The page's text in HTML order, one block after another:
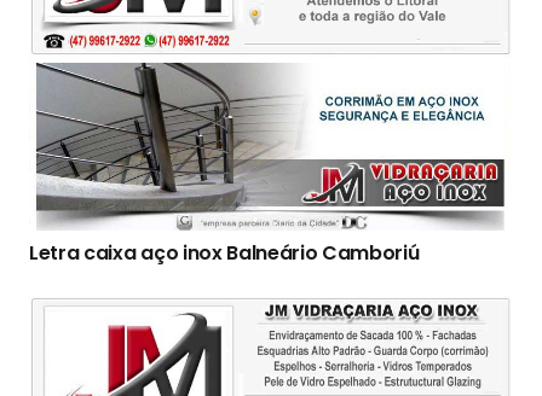
Letra caixa aço inox Balneário Camboriú